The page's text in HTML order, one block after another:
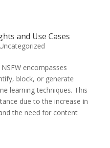
and Use Cases
encompasses
block, or generate
learning techniques. This
due to the increase in
the need for content